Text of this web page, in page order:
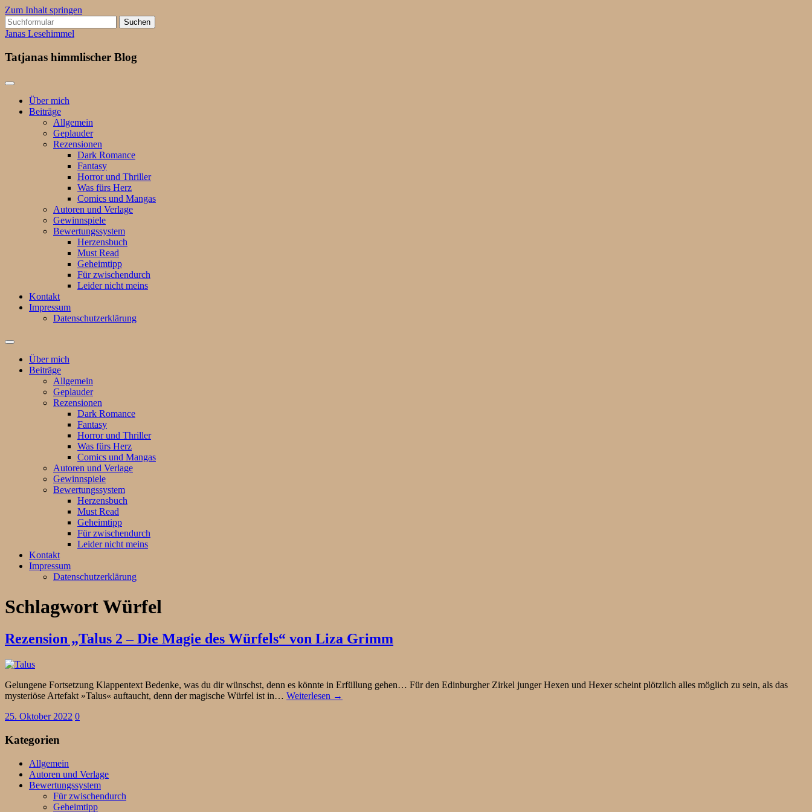
Zum Inhalt springen
Suchen
nach:
Janas Lesehimmel
Tatjanas himmlischer Blog
Über mich
Beiträge
Allgemein
Geplauder
Rezensionen
Dark Romance
Fantasy
Horror und Thriller
Was fürs Herz
Comics und Mangas
Autoren und Verlage
Gewinnspiele
Bewertungssystem
Herzensbuch
Must Read
Geheimtipp
Für zwischendurch
Leider nicht meins
Kontakt
Impressum
Datenschutzerklärung
Suchfeld
ein-/ausblenden
Über mich
Beiträge
Allgemein
Geplauder
Rezensionen
Dark Romance
Fantasy
Horror und Thriller
Was fürs Herz
Comics und Mangas
Autoren und Verlage
Gewinnspiele
Bewertungssystem
Herzensbuch
Must Read
Geheimtipp
Für zwischendurch
Leider nicht meins
Kontakt
Impressum
Datenschutzerklärung
SchlagwortWürfel
Rezension „Talus 2 – Die Magie des Würfels“ von Liza Grimm
Gelungene Fortsetzung Klappentext Bedenke, was du dir wünschst, denn es könnte in Erfüllung gehen… Für den Edinburgher Zirkel junger Hexen und Hexer scheint plötzlich alles möglich zu sein, als das
mysteriöse Artefakt »Talus« auftaucht, denn der magische Würfel ist in… Weiterlesen →
25. Oktober 2022 0
Kategorien
Allgemein
Autoren und Verlage
Bewertungssystem
Für zwischendurch
Geheimtipp